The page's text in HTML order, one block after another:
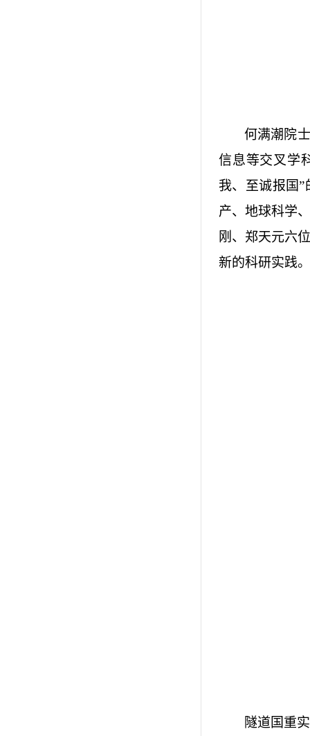
何满潮院
信息等交叉学
我、至诚报国
产、地球科学
刚、郑天元六
新的科研实践。
隧道国重